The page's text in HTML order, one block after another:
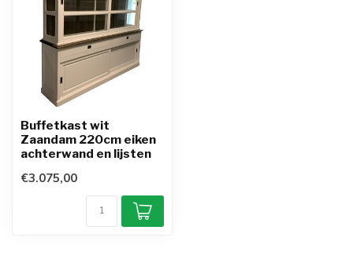
Buffetkast wit
Zaandam 220cm eiken
achterwand en lijsten
€3.075,00